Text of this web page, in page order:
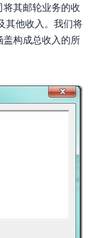
将其邮轮业务的收
其他收入。我们将
盖构成总收入的所